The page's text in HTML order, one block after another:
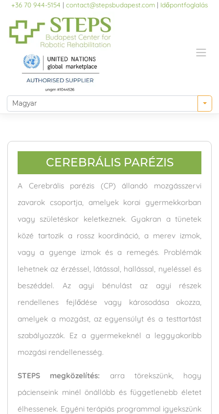
Skip
content
+36 70 944-5154 | contact@stepsbudapest.com | Időpontfoglalás
CEREBRÁLIS PARÉZIS
A Cerebrális parézis (CP) állandó mozgásszervi
zavarok csoportja, amelyek korai gyermekkorban
vagy születéskor keletkeznek. Gyakran a tünetek
közé tartozik a rossz koordináció, a merev izmok,
vagy a gyenge izmok és a remegés. Problémák
lehetnek az érzéssel, látással, hallással, nyeléssel és
beszéddel. Az agyi bénulást az agyi részek
rendellenes fejlődése vagy károsodása okozza,
amelyek a mozgást, az egyensúlyt és a testtartást
szabályozzák. Ez a gyermekeknél a leggyakoribb
mozgási rendellenesség.
STEPS megközelítés: arra törekszünk, hogy
pácienseink minél önállóbb és függetlenebb életet
élhessenek. Egyéni terápiás programmal igyekszünk